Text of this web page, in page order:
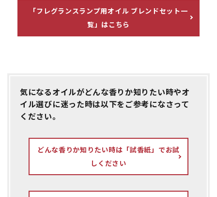
「フレグランスランプ用オイル ブレンドセット一
覧」はこちら
気になるオイルがどんな香りか知りたい時やオ
イル選びに迷った時は以下をご参考になさって
ください。
どんな香りか知りたい時は「試香紙」でお試
しください